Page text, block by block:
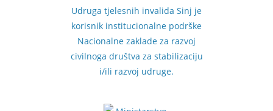
Udruga tjelesnih invalida Sinj je
korisnik institucionalne podrške
Nacionalne zaklade za razvoj
civilnoga društva za stabilizaciju
i/ili razvoj udruge.